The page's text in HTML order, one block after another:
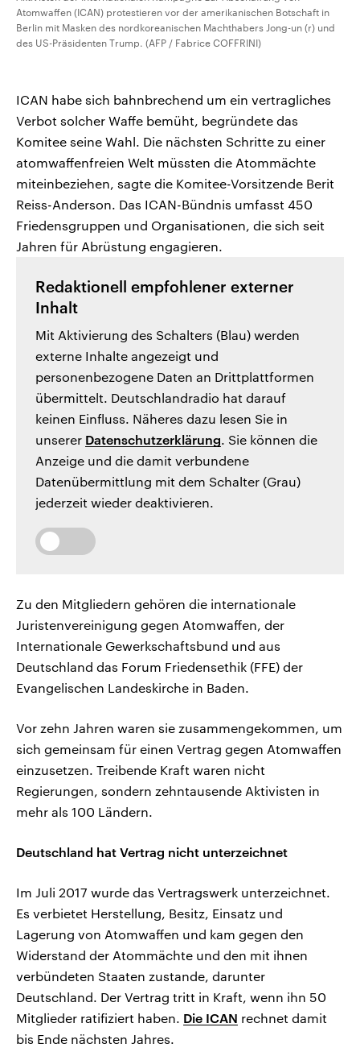
Atomwaffen (ICAN) protestieren vor der amerikanischen Botschaft in
Berlin mit Masken des nordkoreanischen Machthabers Jong-un (r) und
des US-Präsidenten Trump. (AFP / Fabrice COFFRINI)
ICAN habe sich bahnbrechend um ein vertragliches
Verbot solcher Waffe bemüht, begründete das
Komitee seine Wahl. Die nächsten Schritte zu einer
atomwaffenfreien Welt müssten die Atommächte
miteinbeziehen, sagte die Komitee-Vorsitzende Berit
Reiss-Anderson. Das ICAN-Bündnis umfasst 450
Friedensgruppen und Organisationen, die sich seit
Jahren für Abrüstung engagieren.
Redaktionell empfohlener externer
Inhalt
Mit Aktivierung des Schalters (Blau) werden
externe Inhalte angezeigt und
personenbezogene Daten an Drittplattformen
übermittelt. Deutschlandradio hat darauf
keinen Einfluss. Näheres dazu lesen Sie in
unserer Datenschutzerklärung. Sie können die
Anzeige und die damit verbundene
Datenübermittlung mit dem Schalter (Grau)
jederzeit wieder deaktivieren.
Zu den Mitgliedern gehören die internationale
Juristenvereinigung gegen Atomwaffen, der
Internationale Gewerkschaftsbund und aus
Deutschland das Forum Friedensethik (FFE) der
Evangelischen Landeskirche in Baden.
Vor zehn Jahren waren sie zusammengekommen, um
sich gemeinsam für einen Vertrag gegen Atomwaffen
einzusetzen. Treibende Kraft waren nicht
Regierungen, sondern zehntausende Aktivisten in
mehr als 100 Ländern.
Deutschland hat Vertrag nicht unterzeichnet
Im Juli 2017 wurde das Vertragswerk unterzeichnet.
Es verbietet Herstellung, Besitz, Einsatz und
Lagerung von Atomwaffen und kam gegen den
Widerstand der Atommächte und den mit ihnen
verbündeten Staaten zustande, darunter
Deutschland. Der Vertrag tritt in Kraft, wenn ihn 50
Mitglieder ratifiziert haben. Die ICAN rechnet damit
bis Ende nächsten Jahres.